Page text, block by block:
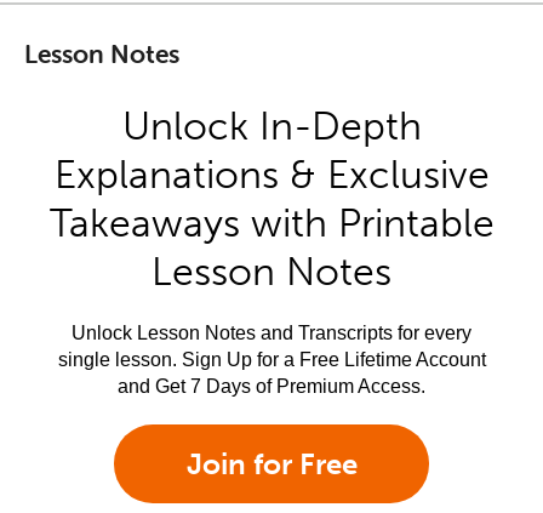
Lesson Notes
Unlock In-Depth
Explanations & Exclusive
Takeaways with Printable
Lesson Notes
Unlock Lesson Notes and Transcripts for every
single lesson. Sign Up for a Free Lifetime Account
and Get 7 Days of Premium Access.
Join for Free